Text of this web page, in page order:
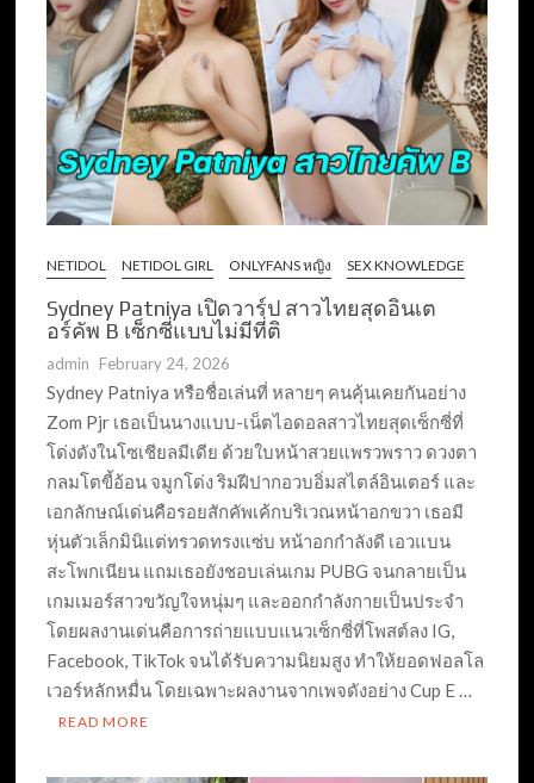
NETIDOL NETIDOL GIRL ONLYFANS หญิง SEX KNOWLEDGE
Sydney Patniya เปิดวาร์ป สาวไทยสุดอินเต
อร์คัพ B เซ็กซี่แบบไม่มีที่ติ
admin February 24, 2026
Sydney Patniya หรือชื่อเล่นที่ หลายๆ คนคุ้นเคยกันอย่าง
Zom Pjr เธอเป็นนางแบบ-เน็ตไอดอลสาวไทยสุดเซ็กซี่ที่
โด่งดังในโซเชียลมีเดีย ด้วยใบหน้าสวยแพรวพราว ดวงตา
กลมโตขี้อ้อน จมูกโด่ง ริมฝีปากอวบอิ่มสไตล์อินเตอร์ และ
เอกลักษณ์เด่นคือรอยสักคัพเค้กบริเวณหน้าอกขวา เธอมี
หุ่นตัวเล็กมินิแต่ทรวดทรงแซ่บ หน้าอกกำลังดี เอวแบน
สะโพกเนียน แถมเธอยังชอบเล่นเกม PUBG จนกลายเป็น
เกมเมอร์สาวขวัญใจหนุ่มๆ และออกกำลังกายเป็นประจำ
โดยผลงานเด่นคือการถ่ายแบบแนวเซ็กซี่ที่โพสต์ลง IG,
Facebook, TikTok จนได้รับความนิยมสูง ทำให้ยอดฟอลโล
เวอร์หลักหมื่น โดยเฉพาะผลงานจากเพจดังอย่าง Cup E …
READ MORE